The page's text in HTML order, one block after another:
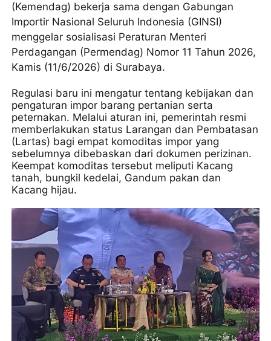
(Kemendag) bekerja sama dengan Gabungan
Importir Nasional Seluruh Indonesia (GINSI)
menggelar sosialisasi Peraturan Menteri
Perdagangan (Permendag) Nomor 11 Tahun 2026,
Kamis (11/6/2026) di Surabaya.
Regulasi baru ini mengatur tentang kebijakan dan
pengaturan impor barang pertanian serta
peternakan. ​Melalui aturan ini, pemerintah resmi
memberlakukan status Larangan dan Pembatasan
(Lartas) bagi empat komoditas impor yang
sebelumnya dibebaskan dari dokumen perizinan.
Keempat komoditas tersebut meliputi Kacang
tanah, bungkil kedelai, Gandum pakan dan
Kacang hijau.